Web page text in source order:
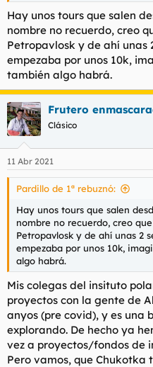
Hay unos tours que salen
nombre no recuerdo, creo
Petropavlosk y de ahí unas
empezaba por unos 10k,
también algo habrá.
Frutero
Clásico
11 Abr 2021
Pardillo de 1ª rebuznó:
Hay unos tours que salen
nombre no recuerdo, creo
Petropavlosk y de ahí unas 2
empezaba por unos 10k,
algo habrá.
Mis colegas del insituto
proyectos con la gente de
anyos (pre covid), y es una
explorando. De hecho ya
vez a proyectos/fondos de
Pero vamos, que Chukotka